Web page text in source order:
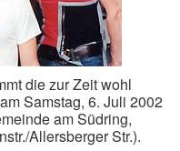
die zur Zeit wohl
Samstag, 6. Juli 2002
am Südring,
Allersberger Str.).